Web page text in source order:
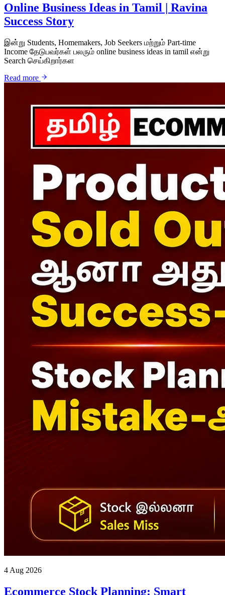
Online Business Ideas in Tamil | Ravina
Success Story
இன்று Students, Homemakers, Job Seekers மற்றும் Part-time
Income தேடுபவர்கள் பலரும் online business ideas in tamil என்று
Search செய்கிறார்கள
Read more
4 Aug 2026
Ecommerce Stock Planning: Smart